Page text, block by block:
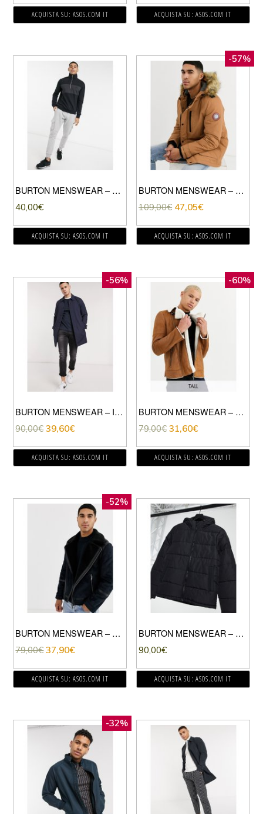
ACQUISTA SU: ASOS.COM IT ACQUISTA SU: ASOS.COM IT
BURTON MENSWEAR – MAGLIONE CON ZIP CORTA COLORBLOCK NERO
40,00€
ACQUISTA SU: ASOS.COM IT
-57%
BURTON MENSWEAR – PARKA COLOR CUOIO-MARRONE
109,00€ 47,05€
ACQUISTA SU: ASOS.COM IT
-56%
BURTON MENSWEAR – IMPERMEABILE BLU NAVY A QUADRETTI
90,00€ 39,60€
ACQUISTA SU: ASOS.COM IT
-60%
BURTON MENSWEAR – BIG & TALL – GIACCA MARRONE IN MONTONE-NERO
79,00€ 31,60€
ACQUISTA SU: ASOS.COM IT
-52%
BURTON MENSWEAR – GIACCA IN MONTONE BLU NAVY SCURO-NERO
79,00€ 37,90€
ACQUISTA SU: ASOS.COM IT
BURTON MENSWEAR – PIUMINO IN TESSUTO RICICLATO NERO
90,00€
ACQUISTA SU: ASOS.COM IT
-32%